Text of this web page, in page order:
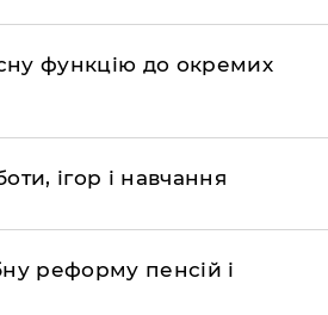
функцію до окремих
ігор і навчання
реформу пенсій і